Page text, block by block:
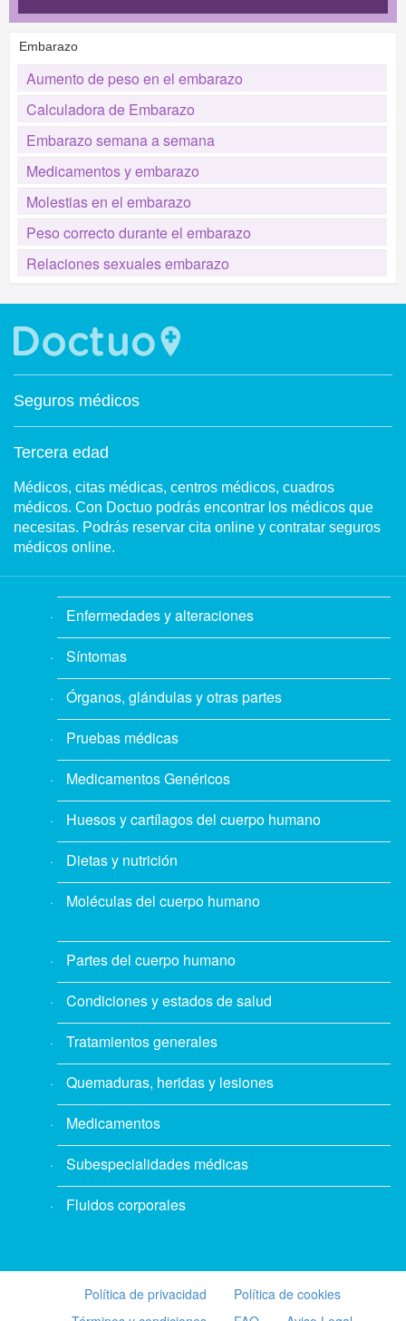
Embarazo
Aumento de peso en el embarazo
Calculadora de Embarazo
Embarazo semana a semana
Medicamentos y embarazo
Molestias en el embarazo
Peso correcto durante el embarazo
Relaciones sexuales embarazo
Seguros médicos
Tercera edad
Médicos, citas médicas, centros médicos, cuadros
médicos. Con Doctuo podrás encontrar los médicos que
necesitas. Podrás reservar cita online y contratar seguros
médicos online.
Enfermedades y alteraciones
Síntomas
Órganos, glándulas y otras partes
Pruebas médicas
Medicamentos Genéricos
Huesos y cartílagos del cuerpo humano
Dietas y nutrición
Moléculas del cuerpo humano
Partes del cuerpo humano
Condiciones y estados de salud
Tratamientos generales
Quemaduras, heridas y lesiones
Medicamentos
Subespecialidades médicas
Fluidos corporales
Política de privacidad
Política de cookies